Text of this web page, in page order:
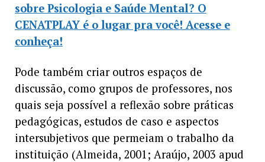
sobre Psicologia e Saúde Mental? O
CENATPLAY é o lugar pra você! Acesse e
conheça!
Pode também criar outros espaços de
discussão, como grupos de professores, nos
quais seja possível a reflexão sobre práticas
pedagógicas, estudos de caso e aspectos
intersubjetivos que permeiam o trabalho da
instituição (Almeida, 2001; Araújo, 2003 apud